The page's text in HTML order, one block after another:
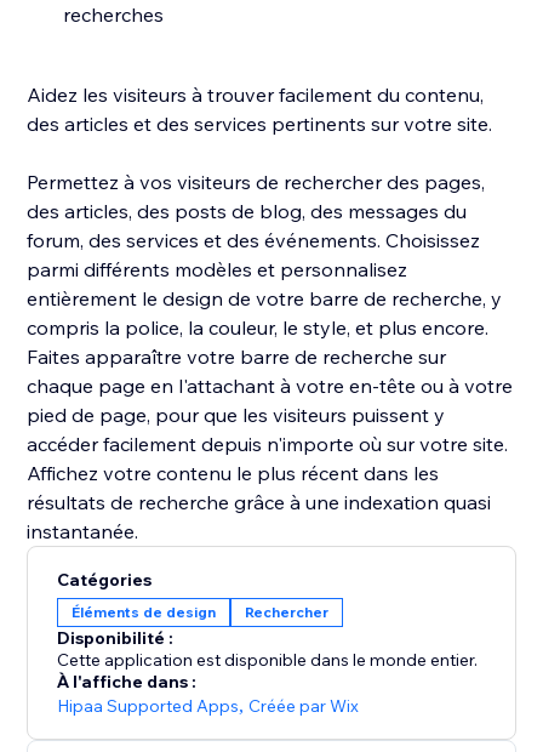
recherches
Aidez les visiteurs à trouver facilement du contenu,
des articles et des services pertinents sur votre site.
Permettez à vos visiteurs de rechercher des pages,
des articles, des posts de blog, des messages du
forum, des services et des événements. Choisissez
parmi différents modèles et personnalisez
entièrement le design de votre barre de recherche, y
compris la police, la couleur, le style, et plus encore.
Faites apparaître votre barre de recherche sur
chaque page en l'attachant à votre en-tête ou à votre
pied de page, pour que les visiteurs puissent y
accéder facilement depuis n'importe où sur votre site.
Affichez votre contenu le plus récent dans les
résultats de recherche grâce à une indexation quasi
instantanée.
Catégories
Éléments de design Rechercher
Disponibilité :
Cette application est disponible dans le monde entier.
À l'affiche dans :
Hipaa Supported Apps,Créée par Wix